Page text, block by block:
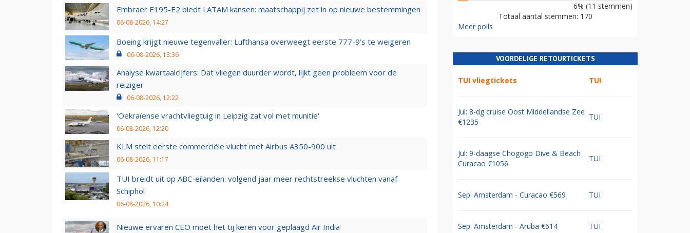
Embraer E195-E2 biedt LATAM kansen: maatschappij zet in op nieuwe bestemmingen
06-08-2026, 14:27
Boeing krijgt nieuwe tegenvaller: Lufthansa overweegt eerste 777-9’s te weigeren
06-08-2026, 13:36
Analyse kwartaalcijfers: Dat vliegen duurder wordt, lijkt geen probleem voor de
reiziger
06-08-2026, 12:22
'Oekraïense vrachtvliegtuig in Leipzig zat vol met munitie'
06-08-2026, 12:20
KLM stelt eerste commerciële vlucht met Airbus A350-900 uit
06-08-2026, 11:17
TUI breidt uit op ABC-eilanden: volgend jaar meer rechtstreekse vluchten vanaf
Schiphol
06-08-2026, 10:24
Nieuwe ervaren CEO moet het tij keren voor geplaagd Air India
6% (11 stemmen)
Totaal aantal stemmen: 170
Meer polls
VOORDELIGE RETOURTICKETS
TUI vliegtickets TUI
Jul: 8-dg cruise Oost Middellandse Zee
€1235
TUI
Jul: 9-daagse Chogogo Dive & Beach
Curacao €1056
TUI
Sep: Amsterdam - Curacao €569 TUI
Sep: Amsterdam - Aruba €614 TUI